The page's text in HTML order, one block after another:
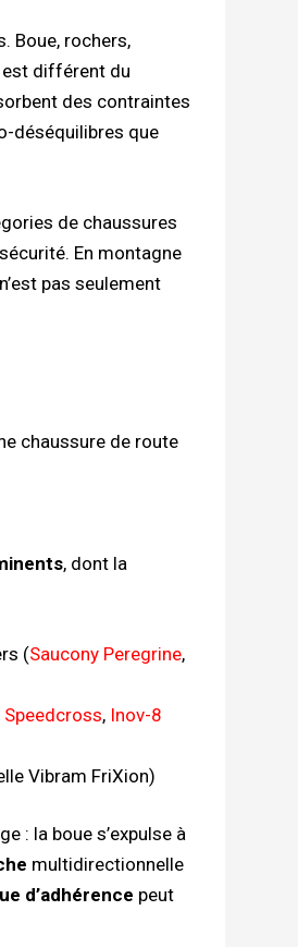
Boue, rochers,
est différent du
des contraintes
déséquilibres que
de chaussures
En montagne
pas seulement
chaussure de route
, dont la
(Saucony Peregrine,
, Inov-8
Vibram FriXion)
: la boue s’expulse à
multidirectionnelle
d’adhérence peut